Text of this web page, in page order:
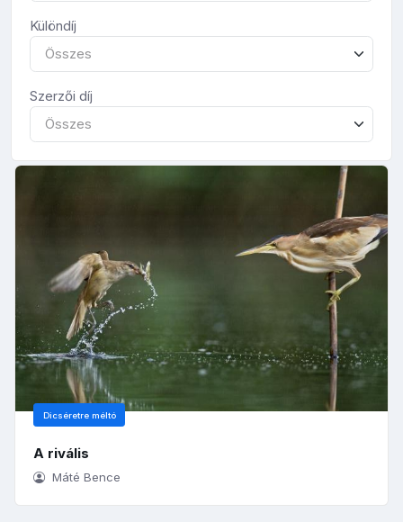
Különdíj
Összes
Szerzői díj
Összes
Dicséretre méltó
A rivális
Máté Bence